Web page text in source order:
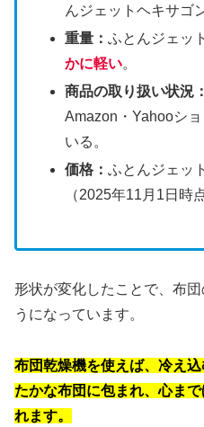
んジェットヘキサゴ
重量：ふとんジェッ
かに軽い。
商品の取り扱い状況：
Amazon・Yahooシ
いる。
価格：ふとんジェッ
（2025年11月1日時点
形状が変化したことで、布
うになっています。
布団乾燥機を使えば、冷え
たかな布団に包まれ、心ま
れます。